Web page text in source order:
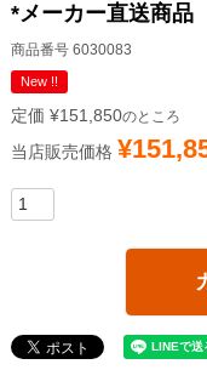
*メーカー直送商品
商品番号 6030083
New !!
定価 ¥151,850のところ
当店販売価格 ¥